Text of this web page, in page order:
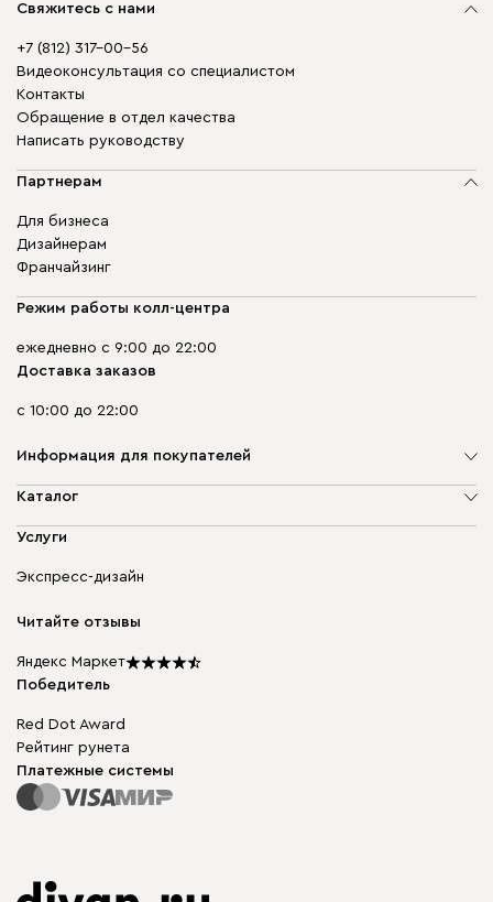
Свяжитесь с нами
+7 (812) 317-00-56
Видеоконсультация со специалистом
Контакты
Обращение в отдел качества
Написать руководству
Партнерам
Для бизнеса
Дизайнерам
Франчайзинг
Режим работы колл-центра
ежедневно с 9:00 до 22:00
Доставка заказов
с 10:00 до 22:00
Информация для покупателей
О компании
Доставка и оплата
диван.клуб
Карьера
Подарочные сертификаты
Мы в прессе
Каталог
Мягкая мебель
Бескаркасная мебель
Столы и стулья
Услуги
Экспресс-дизайн
Читайте отзывы
Яндекс Маркет
Победитель
Red Dot Award
Рейтинг рунета
Платежные системы